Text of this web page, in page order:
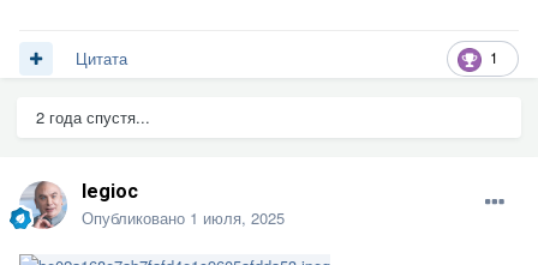
1
Цитата
2 года спустя...
legioc
Опубликовано 1 июля, 2025